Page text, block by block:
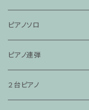
ピアノソロ
ピアノ連弾
２台ピアノ